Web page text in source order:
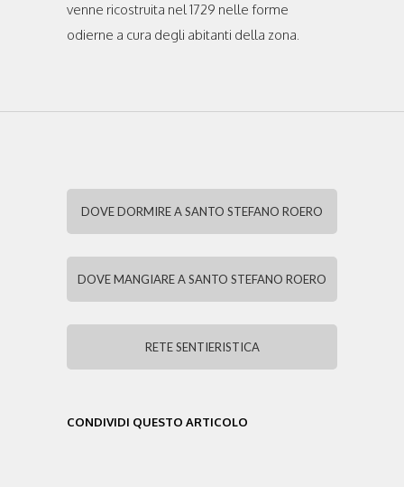
venne ricostruita nel 1729 nelle forme
odierne a cura degli abitanti della zona.
DOVE DORMIRE A SANTO STEFANO ROERO
DOVE MANGIARE A SANTO STEFANO ROERO
RETE SENTIERISTICA
CONDIVIDI QUESTO ARTICOLO